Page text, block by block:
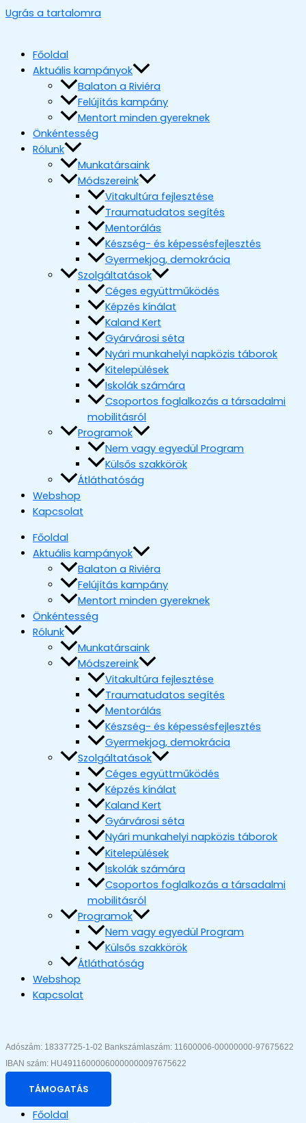
Ugrás a tartalomra
Főoldal
Aktuális kampányok
Balaton a Riviéra
Felújítás kampány
Mentort minden gyereknek
Önkéntesség
Rólunk
Munkatársaink
Módszereink
Vitakultúra fejlesztése
Traumatudatos segítés
Mentorálás
Készség- és képessésfejlesztés
Gyermekjog, demokrácia
Szolgáltatások
Céges együttműködés
Képzés kínálat
Kaland Kert
Gyárvárosi séta
Nyári munkahelyi napközis táborok
Kitelepülések
Iskolák számára
Csoportos foglalkozás a társadalmi
mobilitásról
Programok
Nem vagy egyedül Program
Külsős szakkörök
Átláthatóság
Webshop
Kapcsolat
Főoldal
Aktuális kampányok
Balaton a Riviéra
Felújítás kampány
Mentort minden gyereknek
Önkéntesség
Rólunk
Munkatársaink
Módszereink
Vitakultúra fejlesztése
Traumatudatos segítés
Mentorálás
Készség- és képessésfejlesztés
Gyermekjog, demokrácia
Szolgáltatások
Céges együttműködés
Képzés kínálat
Kaland Kert
Gyárvárosi séta
Nyári munkahelyi napközis táborok
Kitelepülések
Iskolák számára
Csoportos foglalkozás a társadalmi
mobilitásról
Programok
Nem vagy egyedül Program
Külsős szakkörök
Átláthatóság
Webshop
Kapcsolat
Adószám: 18337725-1-02 Bankszámlaszám: 11600006-00000000-97675622
IBAN szám: HU49116000060000000097675622
TÁMOGATÁS
Főoldal